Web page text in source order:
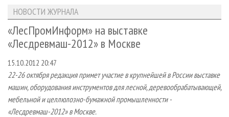
ЛЕСОЗАГОТОВКА
ЛЕСОПИЛЕНИЕ
СУШКА ДРЕВЕСИНЫ
ПРОИЗВОДСТВО ДРЕВЕСНЫХ ПЛИТ
ДЕРЕВЯННОЕ ДОМОСТРОЕНИЕ
НОВОСТИ ЛПК
НОВОСТИ ЖУРНАЛА
ПРОЕКТЫ ЛПИ
АНАЛИТИКА
ПРЕДПРИЯТИЯ ЛПК
ПЕРСОНЫ
МОБИЛЬНЫЕ ВЫСТАВКИ
ОФИЦИАЛЬНЫЕ ДЕЛЕГАЦИИ
АРХИВ
АРХИВ ЖУРНАЛОВ
О ЖУРНАЛЕ
ПОДПИСКА
КОНТАКТЫ
РЕКЛАМОДАТЕЛЯМ
РЕКЛАМА
РЕКЛАМА НА САЙТЕ
НОВОСТИ ЖУРНАЛА
«ЛесПромИнформ» на выставке
«Лесдревмаш-2012» в Москве
15.10.2012 20:47
22-26 октября редакция примет участие в крупнейшей в России выставке
машин, оборудования инструментов для лесной, деревообрабатывающей,
мебельной и целлюлозно-бумажной промышленности -
«Лесдревмаш-2012» в Москве.